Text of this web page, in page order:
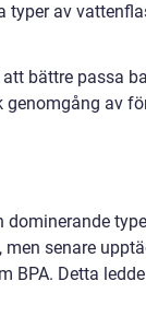
typer av
bättre passa
genomgång av
dominerande
senare
BPA. Detta